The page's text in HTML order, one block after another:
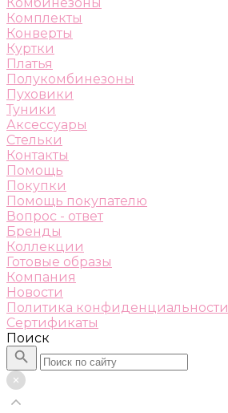
Комплекты
Конверты
Куртки
Платья
Полукомбинезоны
Пуховики
Туники
Аксессуары
Стельки
Контакты
Помощь
Покупки
Помощь покупателю
Вопрос - ответ
Бренды
Коллекции
Готовые образы
Компания
Новости
Политика конфиденциальности
Сертификаты
Поиск